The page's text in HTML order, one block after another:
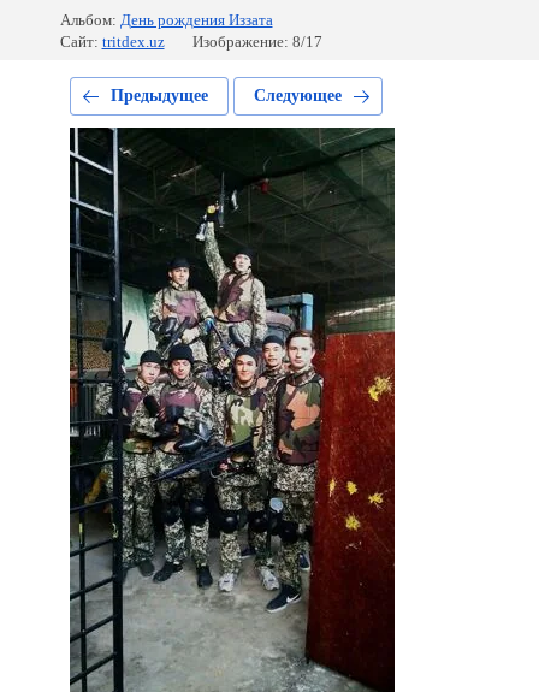
Альбом: День рождения Иззата
Сайт: tritdex.uz Изображение: 8/17
Предыдущее Следующее